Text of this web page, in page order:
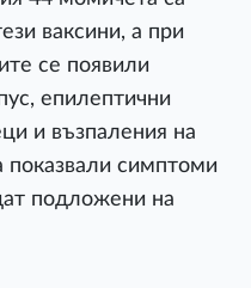
ваксини, а при
се появили
епилептични
и възпаления на
показвали симптоми
подложени на